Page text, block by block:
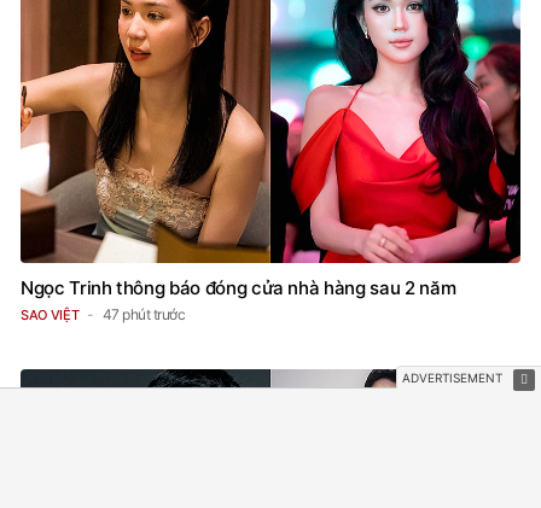
Ngọc Trinh thông báo đóng cửa nhà hàng sau 2 năm
SAO VIỆT 47 phút trước